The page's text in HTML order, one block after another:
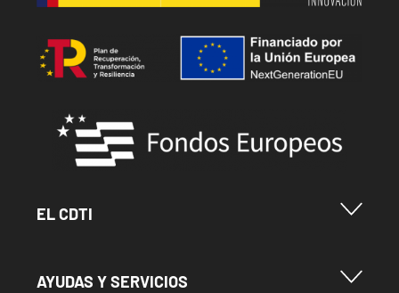
Image
Image
Menu Footer Cdti
EL CDTI
Menu Footer Ayudas y Servicios
AYUDAS Y SERVICIOS